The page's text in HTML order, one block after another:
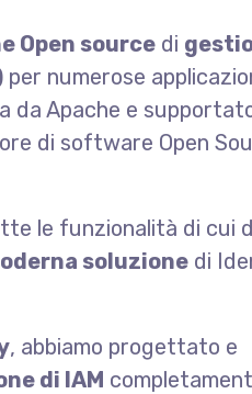
Open source di
per numerose
da Apache e
di software Open
le funzionalità di cui
soluzione di
, abbiamo progettato e
di IAM